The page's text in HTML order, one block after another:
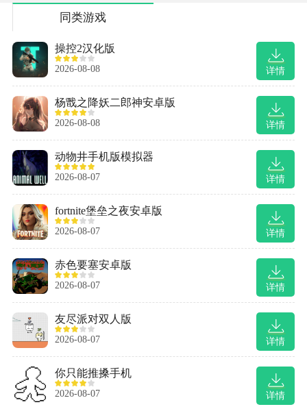
同类游戏
详情
操控2汉化版
2026-08-08
详情
杨戬之降妖二郎神安卓版
2026-08-08
详情
动物井手机版模拟器
2026-08-07
详情
fortnite堡垒之夜安卓版
2026-08-07
详情
赤色要塞安卓版
2026-08-07
详情
友尽派对双人版
2026-08-07
详情
你只能推搡手机
2026-08-07